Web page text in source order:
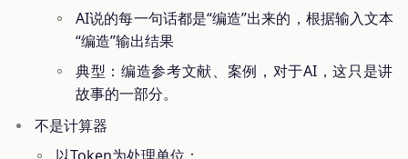
AI说的每一句话都是“编造”出来的，根据输入文本
“编造”输出结果
典型：编造参考文献、案例，对于AI，这只是讲
故事的一部分。
不是计算器